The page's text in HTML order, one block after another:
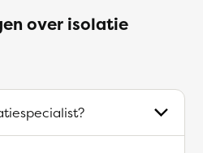
over isolatie